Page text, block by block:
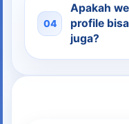
04
Apakah
profile
juga?